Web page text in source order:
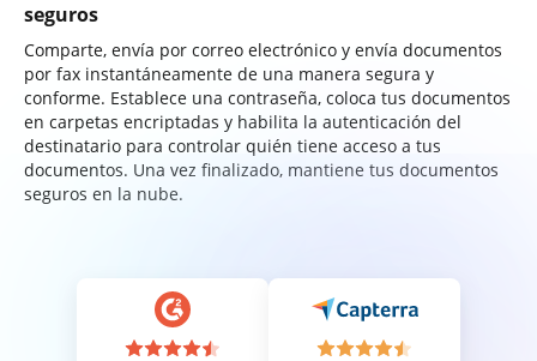
seguros
Comparte, envía por correo electrónico y envía documentos
por fax instantáneamente de una manera segura y
conforme. Establece una contraseña, coloca tus documentos
en carpetas encriptadas y habilita la autenticación del
destinatario para controlar quién tiene acceso a tus
documentos. Una vez finalizado, mantiene tus documentos
seguros en la nube.